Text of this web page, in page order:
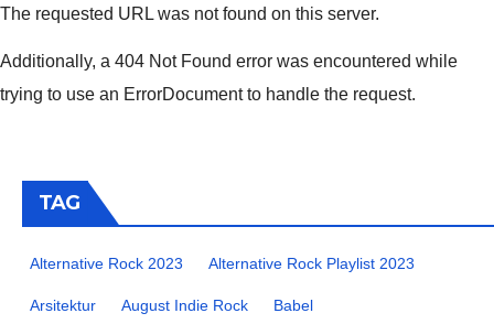
The requested URL was not found on this server.
Additionally, a 404 Not Found error was encountered while
trying to use an ErrorDocument to handle the request.
TAG
Alternative Rock 2023 Alternative Rock Playlist 2023
Arsitektur August Indie Rock Babel